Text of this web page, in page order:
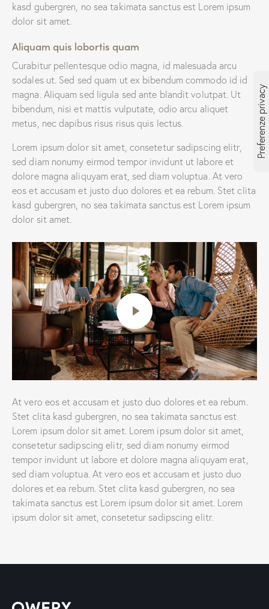
kasd gubergren, no sea takimata sanctus est Lorem ipsum
dolor sit amet.
Aliquam quis lobortis quam
Curabitur pellentesque odio magna, id malesuada arcu
sodales ut. Sed sed quam ut ex bibendum commodo id id
magna. Aliquam sed ligula sed ante blandit volutpat. Ut
bibendum, nisi et mattis vulputate, odio arcu aliquet
metus, nec dapibus risus risus quis lectus.
Lorem ipsum dolor sit amet, consetetur sadipscing elitr,
sed diam nonumy eirmod tempor invidunt ut labore et
dolore magna aliquyam erat, sed diam voluptua. At vero
eos et accusam et justo duo dolores et ea rebum. Stet clita
kasd gubergren, no sea takimata sanctus est Lorem ipsum
dolor sit amet.
At vero eos et accusam et justo duo dolores et ea rebum.
Stet clita kasd gubergren, no sea takimata sanctus est
Lorem ipsum dolor sit amet. Lorem ipsum dolor sit amet,
consetetur sadipscing elitr, sed diam nonumy eirmod
tempor invidunt ut labore et dolore magna aliquyam erat,
sed diam voluptua. At vero eos et accusam et justo duo
dolores et ea rebum. Stet clita kasd gubergren, no sea
takimata sanctus est Lorem ipsum dolor sit amet. Lorem
ipsum dolor sit amet, consetetur sadipscing elitr.